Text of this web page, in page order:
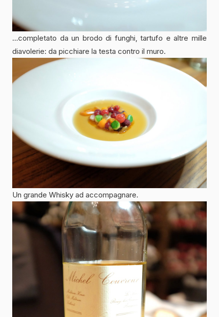
…completato da un brodo di funghi, tartufo e altre mille
diavolerie: da picchiare la testa contro il muro.
Un grande Whisky ad accompagnare.